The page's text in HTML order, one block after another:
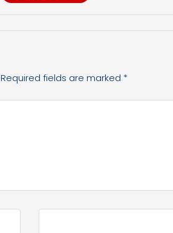
Required fields are marked *